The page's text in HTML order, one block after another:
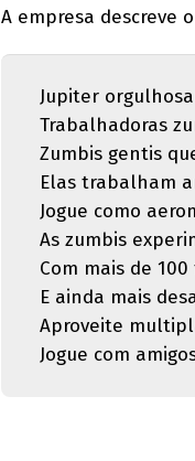
A empresa descreve
Jupiter
Trabalhadoras
Zumbis gentis
Elas trabalham
Jogue como
As zumbis
Com mais de
E ainda mais
Aproveite
Jogue com